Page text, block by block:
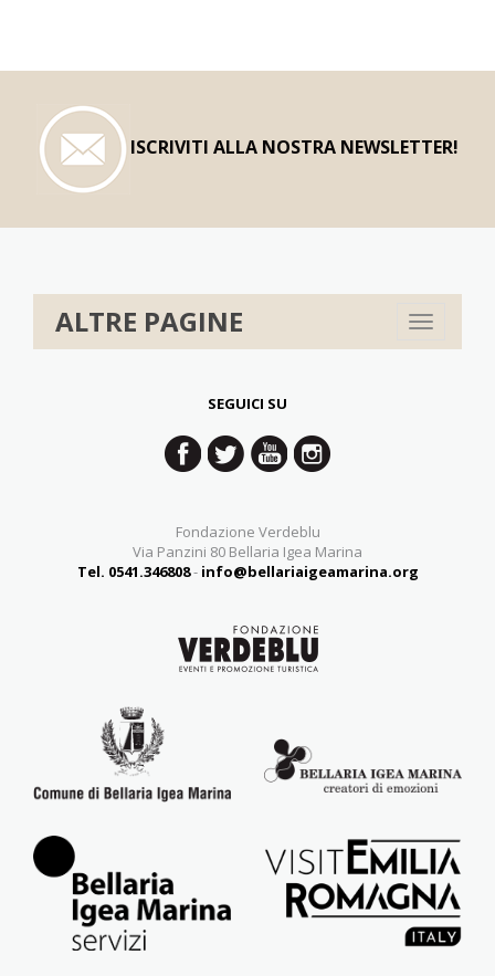
ISCRIVITI ALLA NOSTRA NEWSLETTER!
ALTRE PAGINE
Toggle
navigation
SEGUICI SU
Fondazione Verdeblu
Via Panzini 80 Bellaria Igea Marina
Tel. 0541.346808-info@bellariaigeamarina.org